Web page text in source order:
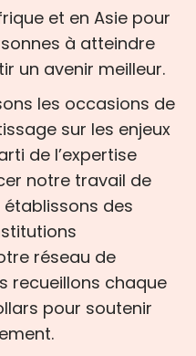
et en Asie pour
à atteindre
un avenir meilleur.
les occasions de
sur les enjeux
de l’expertise
notre travail de
des
réseau de
recueillons chaque
pour soutenir